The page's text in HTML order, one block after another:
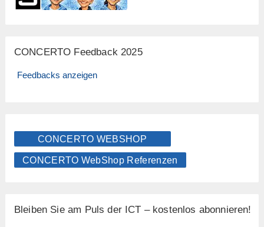
CONCERTO Feedback 2025
Feedbacks anzeigen
CONCERTO WEBSHOP
CONCERTO WebShop Referenzen
Bleiben Sie am Puls der ICT – kostenlos abonnieren!